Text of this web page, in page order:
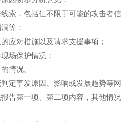
线索，包括但不限于可能的攻击者信
等；
应对措施以及请求支援事项；
场保护情况；
情况。
定事发原因、影响或发展趋势等网
告第一项、第二项内容，其他情况